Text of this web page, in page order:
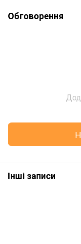
Обговорення
Інші записи